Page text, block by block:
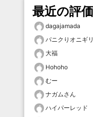
最近の評
dagajamada
パニクりオニギ
大福
Hohoho
むー
ナガムさん
ハイパーレッド